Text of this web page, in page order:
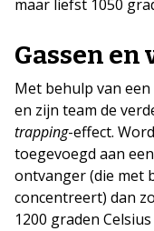
maar liefst 1050
Gassen
Met behulp van
en zijn team de
trapping-effect.
toegevoegd aan
ontvanger (die met
concentreert) dan
1200 graden